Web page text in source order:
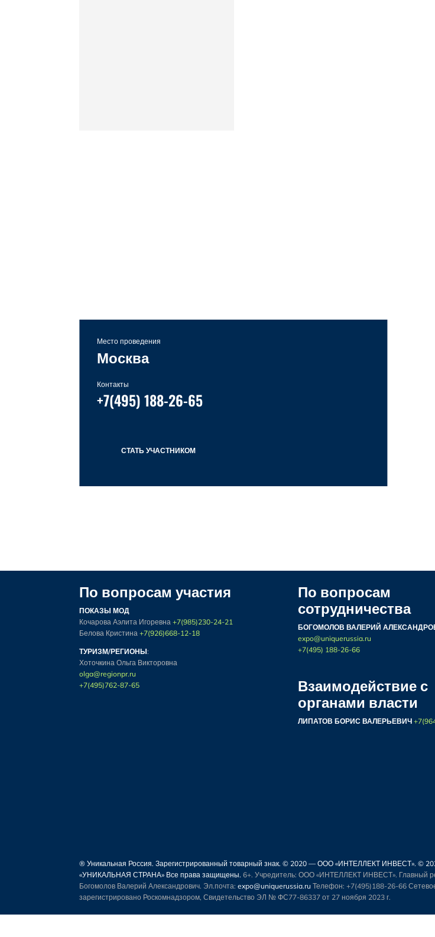
Место проведения
Москва
Контакты
+7(495) 188-26-65
СТАТЬ УЧАСТНИКОМ
По вопросам участия
ПОКАЗЫ МОД
Кочарова Аэлита Игоревна+7(985)230-24-21
Белова Кристина+7(926)668-12-18
ТУРИЗМ/РЕГИОНЫ:
Хоточкина Ольга Викторовна
olga@regionpr.ru
+7(495)762-87-65
По вопросам
сотрудничества
БОГОМОЛОВ ВАЛЕРИЙ
expo@uniquerussia.ru
+7(495) 188-26-66
Взаимодействие с
органами власти
ЛИПАТОВ БОРИС ВАЛЕРЬЕВИЧ
® Уникальная Россия. Зарегистрированный товарный знак. © 2020 — ООО «ИНТЕЛЛЕКТ ИНВЕСТ». ©
«УНИКАЛЬНАЯ СТРАНА» Все права защищены. 6+. Учредитель: ООО «ИНТЕЛЛЕКТ ИНВЕСТ». Главный
Богомолов Валерий Александрович. Эл.почта:expo@uniquerussia.ru Телефон: +7(495)188-26-66
зарегистрировано Роскомнадзором, Свидетельство ЭЛ № ФС77-86337 от 27 ноября 2023 г.